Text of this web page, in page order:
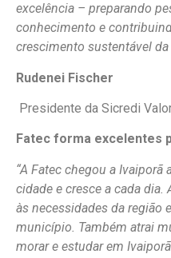
excelência – preparando
conhecimento e
crescimento sustentável da
Rudenei Fischer
Presidente da Sicredi
Fatec forma excelentes
“A Fatec chegou a
cidade e cresce a cada
às necessidades da região
município. Também atrai
morar e estudar em